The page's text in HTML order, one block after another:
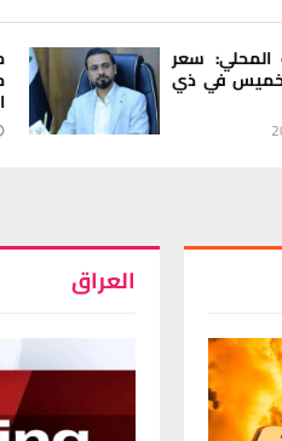
المحلي: سعر
الخميس في ذي
العراق